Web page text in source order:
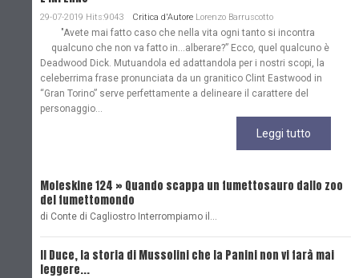
29-07-2019 Hits:9043 Critica d'Autore Lorenzo Barruscotto
"Avete mai fatto caso che nella vita ogni tanto si incontra
qualcuno che non va fatto in…alberare?” Ecco, quel qualcuno è
Deadwood Dick. Mutuandola ed adattandola per i nostri scopi, la
celeberrima frase pronunciata da un granitico Clint Eastwood in
“Gran Torino” serve perfettamente a delineare il carattere del
personaggio...
Leggi tutto
Moleskine 124 » Quando scappa un fumettosauro dallo zoo
del fumettomondo
di Conte di Cagliostro Interrompiamo il…
Il Duce, la storia di Mussolini che la Panini non vi farà mai
leggere...